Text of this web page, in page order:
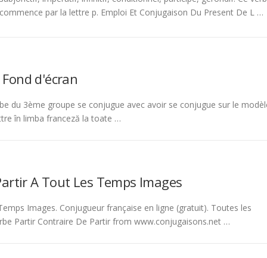
commence par la lettre p. Emploi Et Conjugaison Du Present De L …
d'écran
du 3ème groupe se conjugue avec avoir se conjugue sur le
în limba franceză la toate …
A Tout Les Temps Images
Images. Conjugueur française en ligne (gratuit). Toutes les
Partir Contraire De Partir from www.conjugaisons.net …